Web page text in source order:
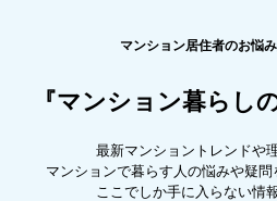
マンション居住者のお悩
『マンション暮らし
最新マンショントレンドや
マンションで暮らす人の悩みや疑問
ここでしか手に入らない情